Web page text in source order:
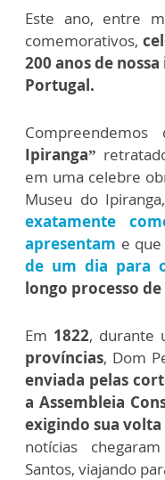
Este ano, entre
comemorativos,
200 anos de
Portugal.
Ipiranga”
em uma celebre
Museu do
exatamente
apresentam e
de um dia para
longo processo
Em 1822, durante
províncias, Dom
enviada pelas
a Assembleia
exigindo sua
notícias
Santos, viajando